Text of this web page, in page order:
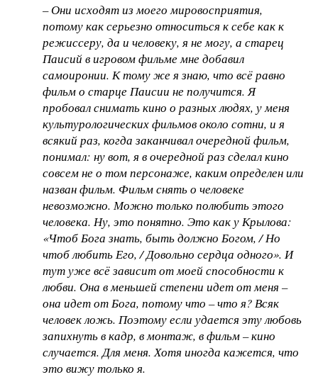
– Они исходят из моего мировосприятия,
потому как серьезно относиться к себе как к
режиссеру, да и человеку, я не могу, а старец
Паисий в игровом фильме мне добавил
самоиронии. К тому же я знаю, что всё равно
фильм о старце Паисии не получится. Я
пробовал снимать кино о разных людях, у меня
культурологических фильмов около сотни, и я
всякий раз, когда заканчивал очередной фильм,
понимал: ну вот, я в очередной раз сделал кино
совсем не о том персонаже, каким определен или
назван фильм. Фильм снять о человеке
невозможно. Можно только полюбить этого
человека. Ну, это понятно. Это как у Крылова:
«Чтоб Бога знать, быть должно Богом, / Но
чтоб любить Его, / Довольно сердца одного». И
тут уже всё зависит от моей способности к
любви. Она в меньшей степени идет от меня –
она идет от Бога, потому что – что я? Всяк
человек ложь. Поэтому если удается эту любовь
запихнуть в кадр, в монтаж, в фильм – кино
случается. Для меня. Хотя иногда кажется, что
это вижу только я.